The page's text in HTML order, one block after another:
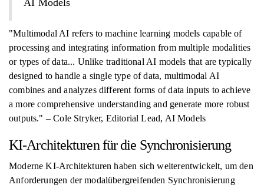
AI Models
"Multimodal AI refers to machine learning models capable of
processing and integrating information from multiple modalities
or types of data... Unlike traditional AI models that are typically
designed to handle a single type of data, multimodal AI
combines and analyzes different forms of data inputs to achieve
a more comprehensive understanding and generate more robust
outputs." – Cole Stryker, Editorial Lead, AI Models
KI-Architekturen für die Synchronisierung
Moderne KI-Architekturen haben sich weiterentwickelt, um den
Anforderungen der modalübergreifenden Synchronisierung